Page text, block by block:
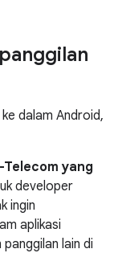
dalam Android,
yang
developer
ingin
aplikasi
lain di